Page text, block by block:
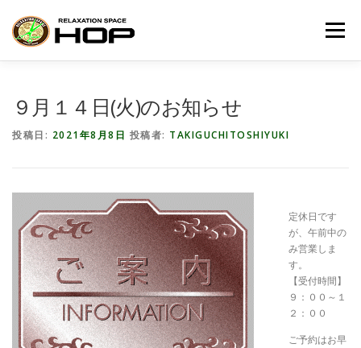
メニュー
WHAT NOT オススメ商品
９月１４日(火)のお知らせ
投稿日: 2021年8月8日 投稿者: TAKIGUCHITOSHIYUKI
定休日です
が、午前中の
み営業しま
す。
【受付時間】
９：００～１
２：００
ご予約はお早